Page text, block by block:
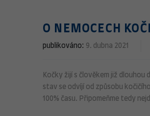
O NEMOCECH
publikováno: 9. dubna 2021
Kočky žijí s člověkem již dlouhou
stav se odvíjí od způsobu
100% času. Připomeňme tedy